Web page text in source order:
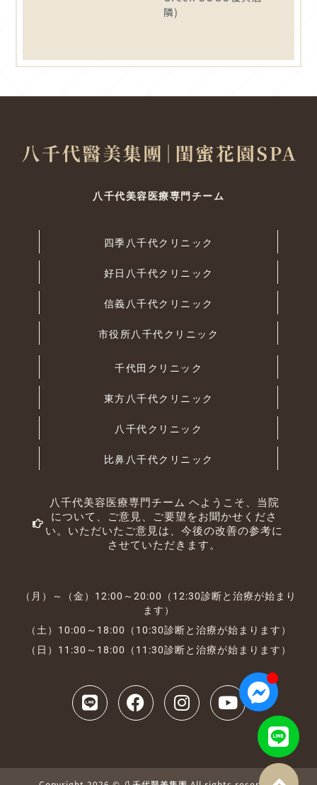
隣)
八千代美容医療専門チーム
四季八千代クリニック
好日八千代クリニック
信義八千代クリニック
市役所八千代クリニック
千代田クリニック
東方八千代クリニック
八千代クリニック
比鼻八千代クリニック
八千代美容医療専門チーム ヘようこそ、当院
について、ご意見、ご要望をお聞かせくださ
い。いただいたご意見は、今後の改善の参考に
させていただきます。
（月）～（金）12:00～20:00（12:30診断と治療が始まり
ます）
（土）10:00～18:00（10:30診断と治療が始まります）
（日）11:30～18:00（11:30診断と治療が始まります）